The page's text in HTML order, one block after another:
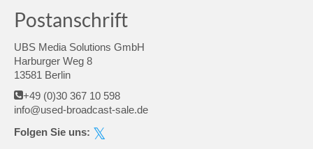
Postanschrift
UBS Media Solutions GmbH
Harburger Weg 8
13581 Berlin
+49 (0)30 367 10 598
info@used-broadcast-sale.de
Folgen Sie uns: